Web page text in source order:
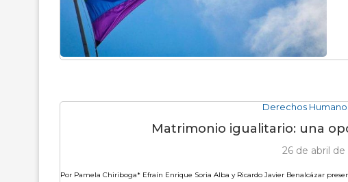
Derechos
Matrimonio igualitario: una
26 de abril de
Por Pamela Chiriboga* Efraín Enrique Soria Alba y Ricardo Javier Benalcázar